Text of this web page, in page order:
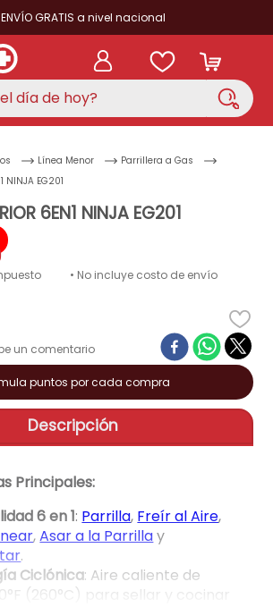
ENVÍO GRATIS a nivel nacional
de hoy?
Línea Menor
Parrillera a Gas
NINJA EG201
6EN1 NINJA EG201
• No incluye costo de envío
puntos por cada compra
Descripción
Principales:
6 en 1: Parrilla, Freír al Aire,
,Asar a la Parrillay
.
Ciclónica: Aire caliente de
(260°C) para sellar y cocinar
BUSCADOS